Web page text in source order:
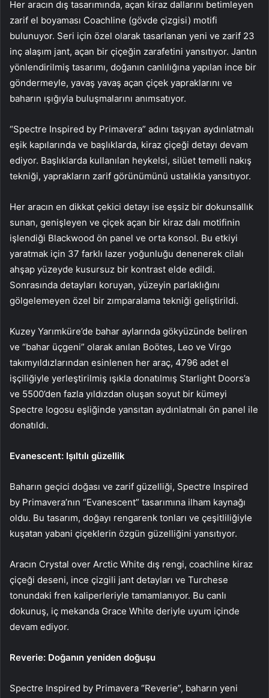
Her aracın dış tasarımında, açan kiraz dallarını betimleyen
zarif el boyaması Coachline (gövde çizgisi) motifi
bulunuyor. Seri için özel olarak tasarlanan yeni ve zarif 23
inç alaşım jant, açan bir çiçeğin zarafetini yansıtıyor. Jantın
yönlendirilmiş tasarımı, doğanın canlılığına yapılan ince bir
göndermeyle, yavaş yavaş açan çiçek yapraklarını ve
baharın ışığıyla buluşmalarını anımsatıyor.
“Spectre Inspired by Primavera” adını taşıyan aydınlatmalı
eşik kapılarında ve başlıklarda, kiraz çiçeği detayı devam
ediyor. Başlıklarda kullanılan heykelsi, silüet temelli nakış
tekniği, yaprakların zarif görünümünü ustalıkla yansıtıyor.
Her aracın en dikkat çekici detayı ise eşsiz bir dokunsallık
sunan, genişleyen ve çiçek açan bir kiraz dalı motifinin
işlendiği Blackwood ön panel ve orta konsol. Bu etkiyi
yaratmak için 37 farklı lazer yoğunluğu denenerek cilalı
ahşap yüzeyde kusursuz bir kontrast elde edildi.
Sonrasında detayları koruyan, yüzeyin parlaklığını
gölgelemeyen özel bir zımparalama tekniği geliştirildi.
Kuzey Yarımküre’de bahar aylarında gökyüzünde beliren
ve “bahar üçgeni” olarak anılan Boötes, Leo ve Virgo
takımyıldızlarından esinlenen her araç, 4796 adet el
işçiliğiyle yerleştirilmiş ışıkla donatılmış Starlight Doors’a
ve 5500’den fazla yıldızdan oluşan soyut bir kümeyi
Spectre logosu eşliğinde yansıtan aydınlatmalı ön panel ile
donatıldı.
Evanescent: Işıltılı güzellik
Baharın geçici doğası ve zarif güzelliği, Spectre Inspired
by Primavera’nın “Evanescent” tasarımına ilham kaynağı
oldu. Bu tasarım, doğayı rengarenk tonları ve çeşitliliğiyle
kuşatan yabani çiçeklerin özgün güzelliğini yansıtıyor.
Aracın Crystal over Arctic White dış rengi, coachline kiraz
çiçeği deseni, ince çizgili jant detayları ve Turchese
tonundaki fren kaliperleriyle tamamlanıyor. Bu canlı
dokunuş, iç mekanda Grace White deriyle uyum içinde
devam ediyor.
Reverie: Doğanın yeniden doğuşu
Spectre Inspired by Primavera “Reverie”, baharın yeni